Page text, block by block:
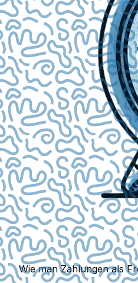
Wie man Zahlungen als